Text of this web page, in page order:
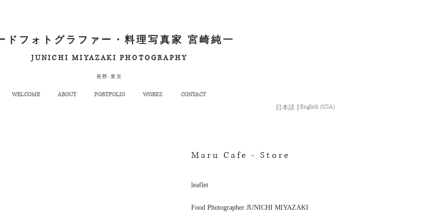
ドフォトグラファー・料理写真家 宮崎純一
JUNICHI MIYAZAKI PHOTOGRAPHY
長野-東京
WELCOME ABOUT PORTFOLIO WORKS
CONTACT
English (USA)
｜
日本語
Maru Cafe - Store
leaflet
Food Photographer JUNICHI MIYAZAKI